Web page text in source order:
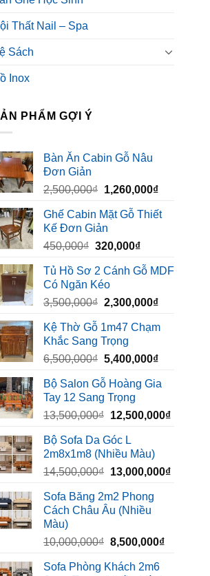
Thất Nail – Spa
Sách
Inox
PHẨM GỢI Ý
Bàn Ăn Cabin Gỗ Nâu
Đơn Giản
2,500,000₫ Giá
là:
2,500,000₫.
1,260,000₫Giá
tại
Ghế Cabin Mặt Gỗ Thiết
Kế Đơn Giản
450,000₫ Giá
là:
450,000₫.
320,000₫Giá
tại
320,000₫.
Tủ Hồ Sơ 2 Cánh Gỗ MDF
Có Ngăn Kéo
3,500,000₫ Giá
là:
3,500,000₫.
2,300,000₫Giá
tại
Kệ Thờ Gỗ 1m47 Chạm
Khắc Sang Trọng
6,500,000₫ Giá
là:
6,500,000₫.
5,400,000₫Giá
tại
Bộ Salon Gỗ Hoàng Gia
Tay 12 Sang Trọng
13,500,000₫ Giá
là:
13,500,000₫.
12,500,000₫Giá
Bộ Sofa Da Góc L
2m8x1m8 (Nhiều Màu)
14,500,000₫ Giá
là:
14,500,000₫.
13,000,000₫Giá
Sofa Băng 2m2 Phong
Cách Châu Âu (Nhiều
Màu)
10,000,000₫ Giá
là:
8,500,000₫Giá
Sofa Phòng Khách 2m6